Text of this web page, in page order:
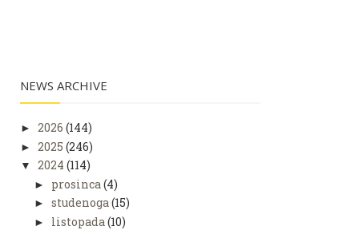
NEWS ARCHIVE
► 2026 (144)
► 2025 (246)
▼ 2024 (114)
► prosinca(4)
► studenoga(15)
► listopada(10)